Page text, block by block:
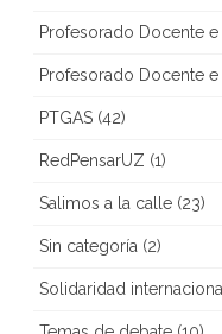
Profesorado Docente
Profesorado Docente
PTGAS (42)
RedPensarUZ (1)
Salimos a la calle (23)
Sin categoría (2)
Solidaridad internacional